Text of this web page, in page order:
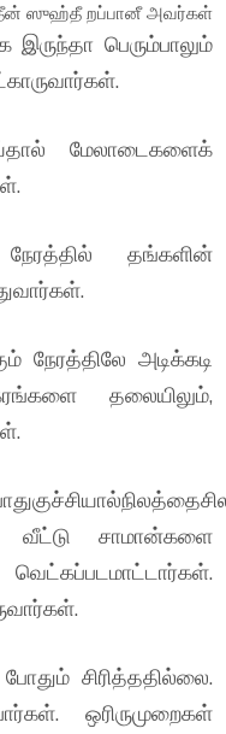
ஸுஹ்தீ றப்பானீ அவர்கள்
இருந்தா பெரும்பாலும்
மேலாடைகளைக்
நேரத்தில் தங்களின்
அடிக்கடி
தலையிலும்,
வீட்டு சாமான்களை
சிரித்ததில்லை.
ஒரிருமுறைகள்